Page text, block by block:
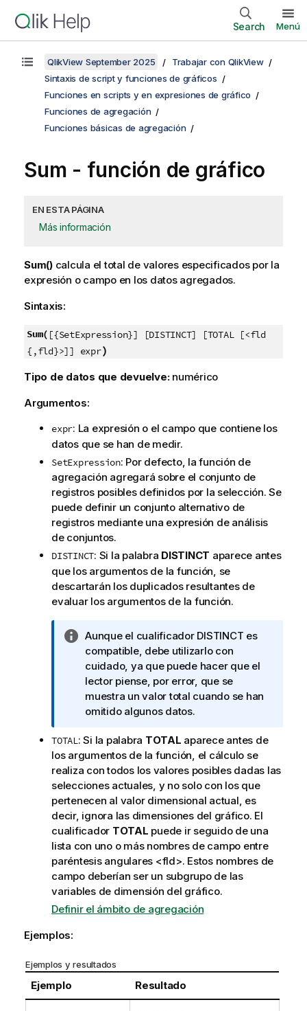
Search Menú
QlikView September 2025
Trabajar con QlikView
Sintaxis de script y funciones de gráficos
Funciones en scripts y en expresiones de gráfico
Funciones de agregación
Funciones básicas de agregación
Sum - función de gráfico
EN ESTA PÁGINA
Más información
Sum() calcula el total de valores especificados por la
expresión o campo en los datos agregados.
Sintaxis:
Sum( [{SetExpression}] [DISTINCT] [TOTAL [<fld
{,fld}>]] expr)
Tipo de datos que devuelve: numérico
Argumentos:
expr: La expresión o el campo que contiene los
datos que se han de medir.
SetExpression: Por defecto, la función de
agregación agregará sobre el conjunto de
registros posibles definidos por la selección. Se
puede definir un conjunto alternativo de
registros mediante una expresión de análisis
de conjuntos.
DISTINCT: Si la palabra DISTINCT aparece antes
que los argumentos de la función, se
descartarán los duplicados resultantes de
evaluar los argumentos de la función.
N
o
t
a
i
n
o
r
m
a
t
i
v
a
Aunque el cualificador DISTINCT es
compatible, debe utilizarlo con
cuidado, ya que puede hacer que el
lector piense, por error, que se
muestra un valor total cuando se han
omitido algunos datos.
TOTAL: Si la palabra TOTAL aparece antes de
los argumentos de la función, el cálculo se
realiza con todos los valores posibles dadas las
selecciones actuales, y no solo con los que
pertenecen al valor dimensional actual, es
decir, ignora las dimensiones del gráfico. El
cualificador TOTAL puede ir seguido de una
lista con uno o más nombres de campo entre
paréntesis angulares <fld>. Estos nombres de
campo deberían ser un subgrupo de las
variables de dimensión del gráfico.
Definir el ámbito de agregación
Ejemplos:
Ejemplos y resultados
Ejemplo Resultado